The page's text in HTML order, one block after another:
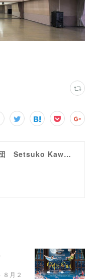
川口節子バレエ団 Setsuko Kawaguchi Ballet
月２